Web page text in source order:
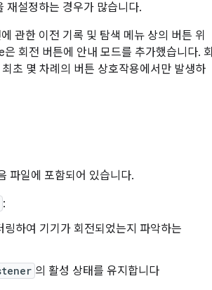
재설정하는 경우가 많습니다.
관한 이전 기록 및 탐색 메뉴 상의 버튼 위
회전 버튼에 안내 모드를 추가했습니다. 회
초 몇 차례의 버튼 상호작용에서만 발생하
파일에 포함되어 있습니다.
:
하여 기기가 회전되었는지 파악하는
의 활성 상태를 유지합니다